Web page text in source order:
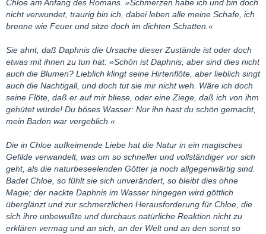
Chloe am Anfang des Romans. »Schmerzen habe ich und bin doch
nicht verwundet, traurig bin ich, dabei leben alle meine Schafe, ich
brenne wie Feuer und sitze doch im dichten Schatten.«
Sie ahnt, daß Daphnis die Ursache dieser Zustände ist oder doch
etwas mit ihnen zu tun hat: »Schön ist Daphnis, aber sind dies nicht
auch die Blumen? Lieblich klingt seine Hirtenflöte, aber lieblich singt
auch die Nachtigall, und doch tut sie mir nicht weh. Wäre ich doch
seine Flöte, daß er auf mir bliese, oder eine Ziege, daß ich von ihm
gehütet würde! Du böses Wasser: Nur ihn hast du schön gemacht,
mein Baden war vergeblich.«
Die in Chloe aufkeimende Liebe hat die Natur in ein magisches
Gefilde verwandelt, was um so schneller und vollständiger vor sich
geht, als die naturbeseelenden Götter ja noch allgegenwärtig sind.
Badet Chloe, so fühlt sie sich unverändert, so bleibt dies ohne
Magie; der nackte Daphnis im Wasser hingegen wird göttlich
überglänzt und zur schmerzlichen Herausforderung für Chloe, die
sich ihre unbewußte und durchaus natürliche Reaktion nicht zu
erklären vermag und an sich, an der Welt und an den sonst so